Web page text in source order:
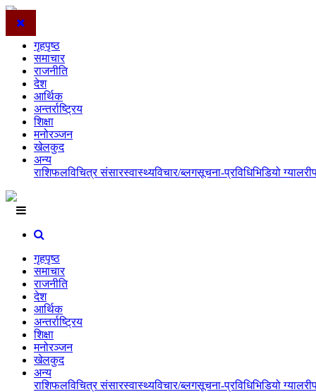
गृहपृष्ठ
समाचार
राजनीति
देश
आर्थिक
अन्तर्राष्ट्रिय
शिक्षा
मनोरञ्जन
खेलकुद
अन्य
राशिफलविचित्र संसारस्वास्थ्यविचार/ब्लगसूचना-प्रविधिभिडियो ग्यालरी
गृहपृष्ठ
समाचार
राजनीति
देश
आर्थिक
अन्तर्राष्ट्रिय
शिक्षा
मनोरञ्जन
खेलकुद
अन्य
राशिफलविचित्र संसारस्वास्थ्यविचार/ब्लगसूचना-प्रविधिभिडियो ग्यालरी